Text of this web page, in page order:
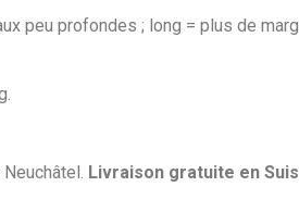
peu profondes ; long = plus de
Livraison gratuite en